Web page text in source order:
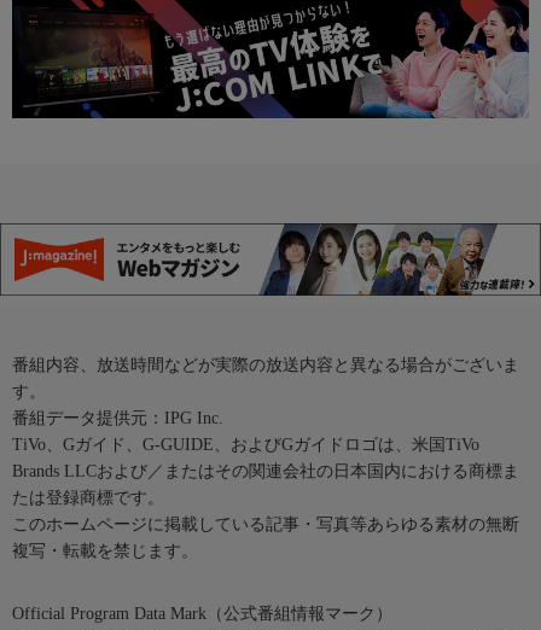
番組内容、放送時間などが実際の放送内容と異なる場合がございま
す。
番組データ提供元：IPG Inc.
TiVo、Gガイド、G-GUIDE、およびGガイドロゴは、米国TiVo
Brands LLCおよび／またはその関連会社の日本国内における商標ま
たは登録商標です。
このホームページに掲載している記事・写真等あらゆる素材の無断
複写・転載を禁じます。
Official Program Data Mark（公式番組情報マーク）